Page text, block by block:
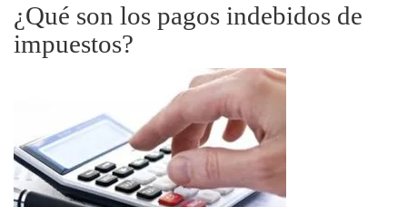
¿Qué son los pagos indebidos de
impuestos?